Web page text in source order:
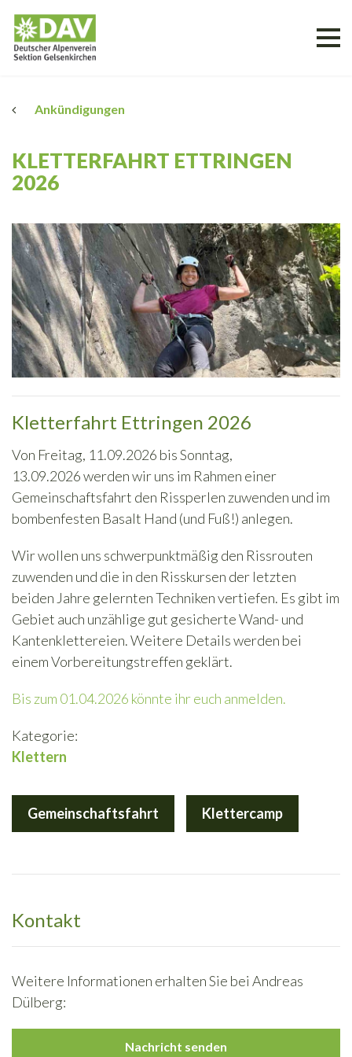
Ankündigungen
KLETTERFAHRT ETTRINGEN
2026
Kletterfahrt Ettringen 2026
Von Freitag, 11.09.2026 bis Sonntag,
13.09.2026 werden wir uns im Rahmen einer
Gemeinschaftsfahrt den Rissperlen zuwenden und im
bombenfesten Basalt Hand (und Fuß!) anlegen.
Wir wollen uns schwerpunktmäßig den Rissrouten
zuwenden und die in den Risskursen der letzten
beiden Jahre gelernten Techniken vertiefen. Es gibt im
Gebiet auch unzählige gut gesicherte Wand- und
Kantenklettereien. Weitere Details werden bei
einem Vorberei­tungstreffen geklärt.
Bis zum 01.04.2026 könnte ihr euch anmelden.
Kategorie:
Klettern
Gemeinschaftsfahrt Klettercamp
Kontakt
Weitere Informationen erhalten Sie bei Andreas
Dülberg:
Nachricht senden